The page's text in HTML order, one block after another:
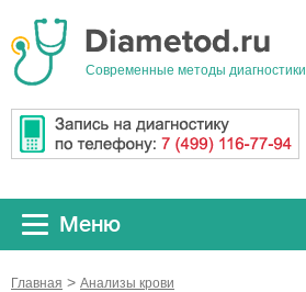
Cовременные методы диагностики
Меню
Главная Анализы крови